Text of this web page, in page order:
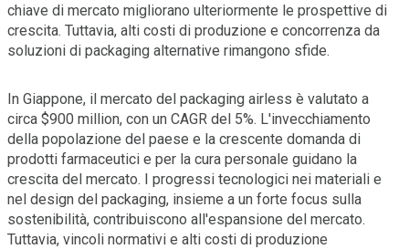
chiave di mercato migliorano ulteriormente le prospettive di
crescita. Tuttavia, alti costi di produzione e concorrenza da
soluzioni di packaging alternative rimangono sfide.
In Giappone, il mercato del packaging airless è valutato a
circa $900 million, con un CAGR del 5%. L'invecchiamento
della popolazione del paese e la crescente domanda di
prodotti farmaceutici e per la cura personale guidano la
crescita del mercato. I progressi tecnologici nei materiali e
nel design del packaging, insieme a un forte focus sulla
sostenibilità, contribuiscono all'espansione del mercato.
Tuttavia, vincoli normativi e alti costi di produzione